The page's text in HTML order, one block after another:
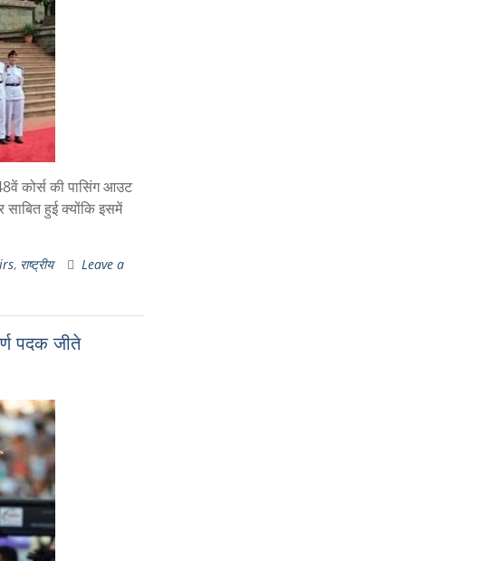
कोर्स की पासिंग आउट
हुई क्योंकि इसमें
, राष्ट्रीय
Leave a
पदक जीते